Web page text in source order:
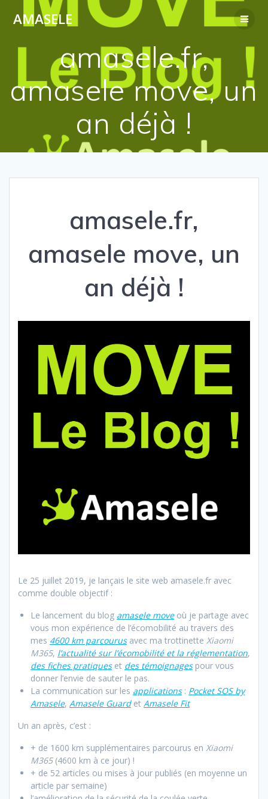
Passer
au
AMASELE
amasele.fr,
amasele move, un
an déjà !
amasele.fr,
amasele move, un
an déjà !
Le 25 juillet 2019, je lançais le site web amasele.fr avec
comme double objectif :
Le lancement du blog amasele moveoù je partage avec
vous mon expérience de l’écomobilité au travers des
mes 4600 km parcourusavec ma trottinette Xiaomi
M365, l’actualité sur l’écomobilité et la réglementation,
des fiches pratiqueset des témoignagespour vous
donner l’envie de sauter le pas.
La communication sur les applications: Pocket SOS by
Amasele, Amasele Guardet Amasele Fit
Un an après, c’est :
+ de 1600 km supplémentaires parcourus en Xiaomi
M365(4600 km à ce jour) !
+ de 52 articles ou mises à jour publiés (en moyenne un
article par semaine)